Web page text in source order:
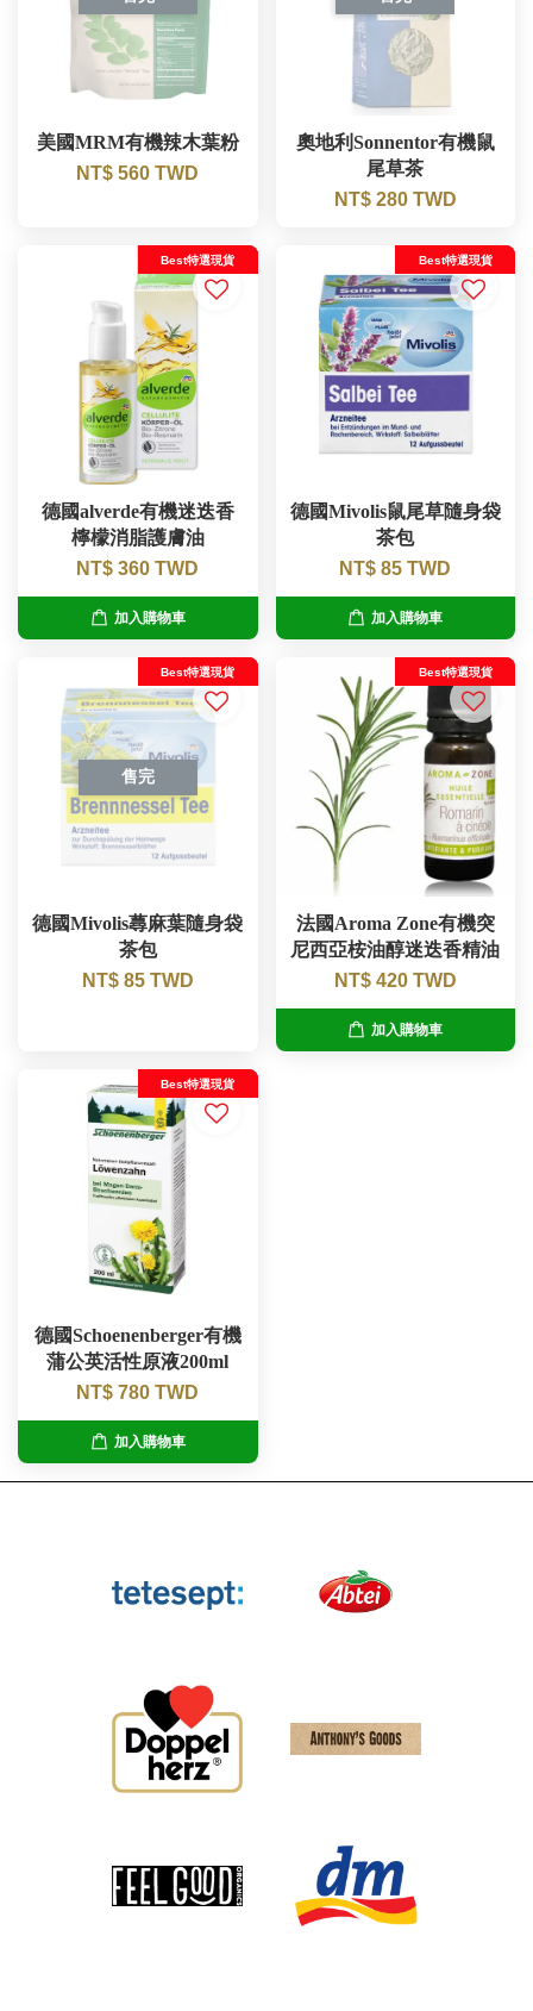
美國MRM有機辣木葉粉
NT$ 560 TWD
奧地利Sonnentor有機鼠
尾草茶
NT$ 280 TWD
Best特選現貨
德國alverde有機迷迭香
檸檬消脂護膚油
NT$ 360 TWD
加入購物車
Best特選現貨
德國Mivolis鼠尾草隨身袋
茶包
NT$ 85 TWD
加入購物車
售完
Best特選現貨
德國Mivolis蕁麻葉隨身袋
茶包
NT$ 85 TWD
Best特選現貨
法國Aroma Zone有機突
尼西亞桉油醇迷迭香精油
NT$ 420 TWD
加入購物車
Best特選現貨
德國Schoenenberger有機
蒲公英活性原液200ml
NT$ 780 TWD
加入購物車